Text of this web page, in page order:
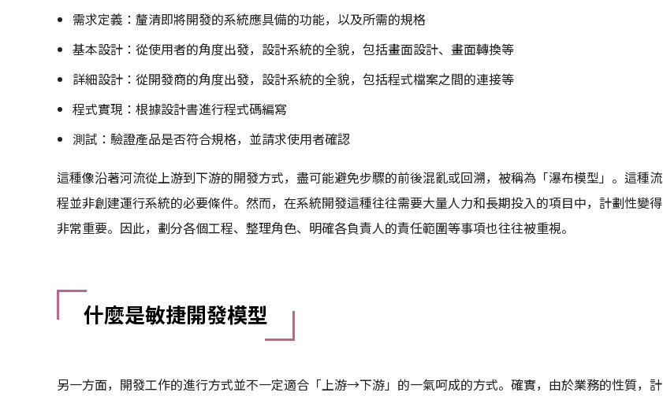
需求定義：釐清即將開發的系統應具備的功能，以及所需的規格
基本設計：從使用者的角度出發，設計系統的全貌，包括畫面設計、畫面轉換等
詳細設計：從開發商的角度出發，設計系統的全貌，包括程式檔案之間的連接等
程式實現：根據設計書進行程式碼編寫
測試：驗證產品是否符合規格，並請求使用者確認
這種像沿著河流從上游到下游的開發方式，盡可能避免步驟的前後混亂或回溯，被稱為「瀑布模型」。這種流
程並非創建運行系統的必要條件。然而，在系統開發這種往往需要大量人力和長期投入的項目中，計劃性變得
非常重要。因此，劃分各個工程、整理角色、明確各負責人的責任範圍等事項也往往被重視。
什麼是敏捷開發模型
另一方面，開發工作的進行方式並不一定適合「上游→下游」的一氣呵成的方式。確實，由於業務的性質，計